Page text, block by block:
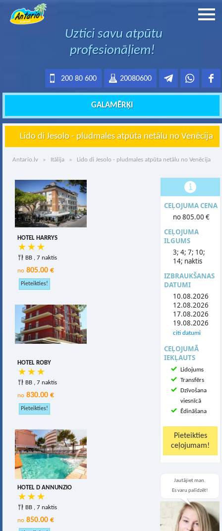
Uztici savu atpūtu
profesionāļiem!
20080600
200 80 600
GALAMĒRĶI
Lido di Jesolo - pludmales atpūta netālu no Venēcija
Antario.lv » Itālija » Lido di Jesolo - pludmales atpūta netālu no Venēcija
CEĻOJUMA CENA
no 805.00 €
CEĻOJUMA
ILGUMS
3; 4; 7; 10;
14; naktis
IZBRAUKŠANAS
DATUMI
10.08.2026
12.08.2026
17.08.2026
19.08.2026
citi datumi
CEĻOJUMĀ
IEKĻAUTS
Lidojums
Transfērs
Dzīvošana
viesnīcā
Ēdināšana
Jautājiet man.
Es varu palīdzēt!
HOTEL HARRYS
BB , 7 naktis
no 805.00 €
HOTEL ROBY
BB , 7 naktis
no 830.00 €
HOTEL D ANNUNZIO
BB , 7 naktis
no 850.00 €